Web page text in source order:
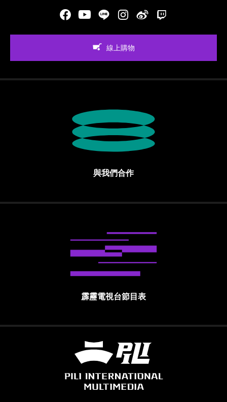
FacebookYoutubeLINE Instgram新浪微博
線上購物
與我們合作
霹靂電視台節目表
霹靂國際多媒體股份有限公司 PILI